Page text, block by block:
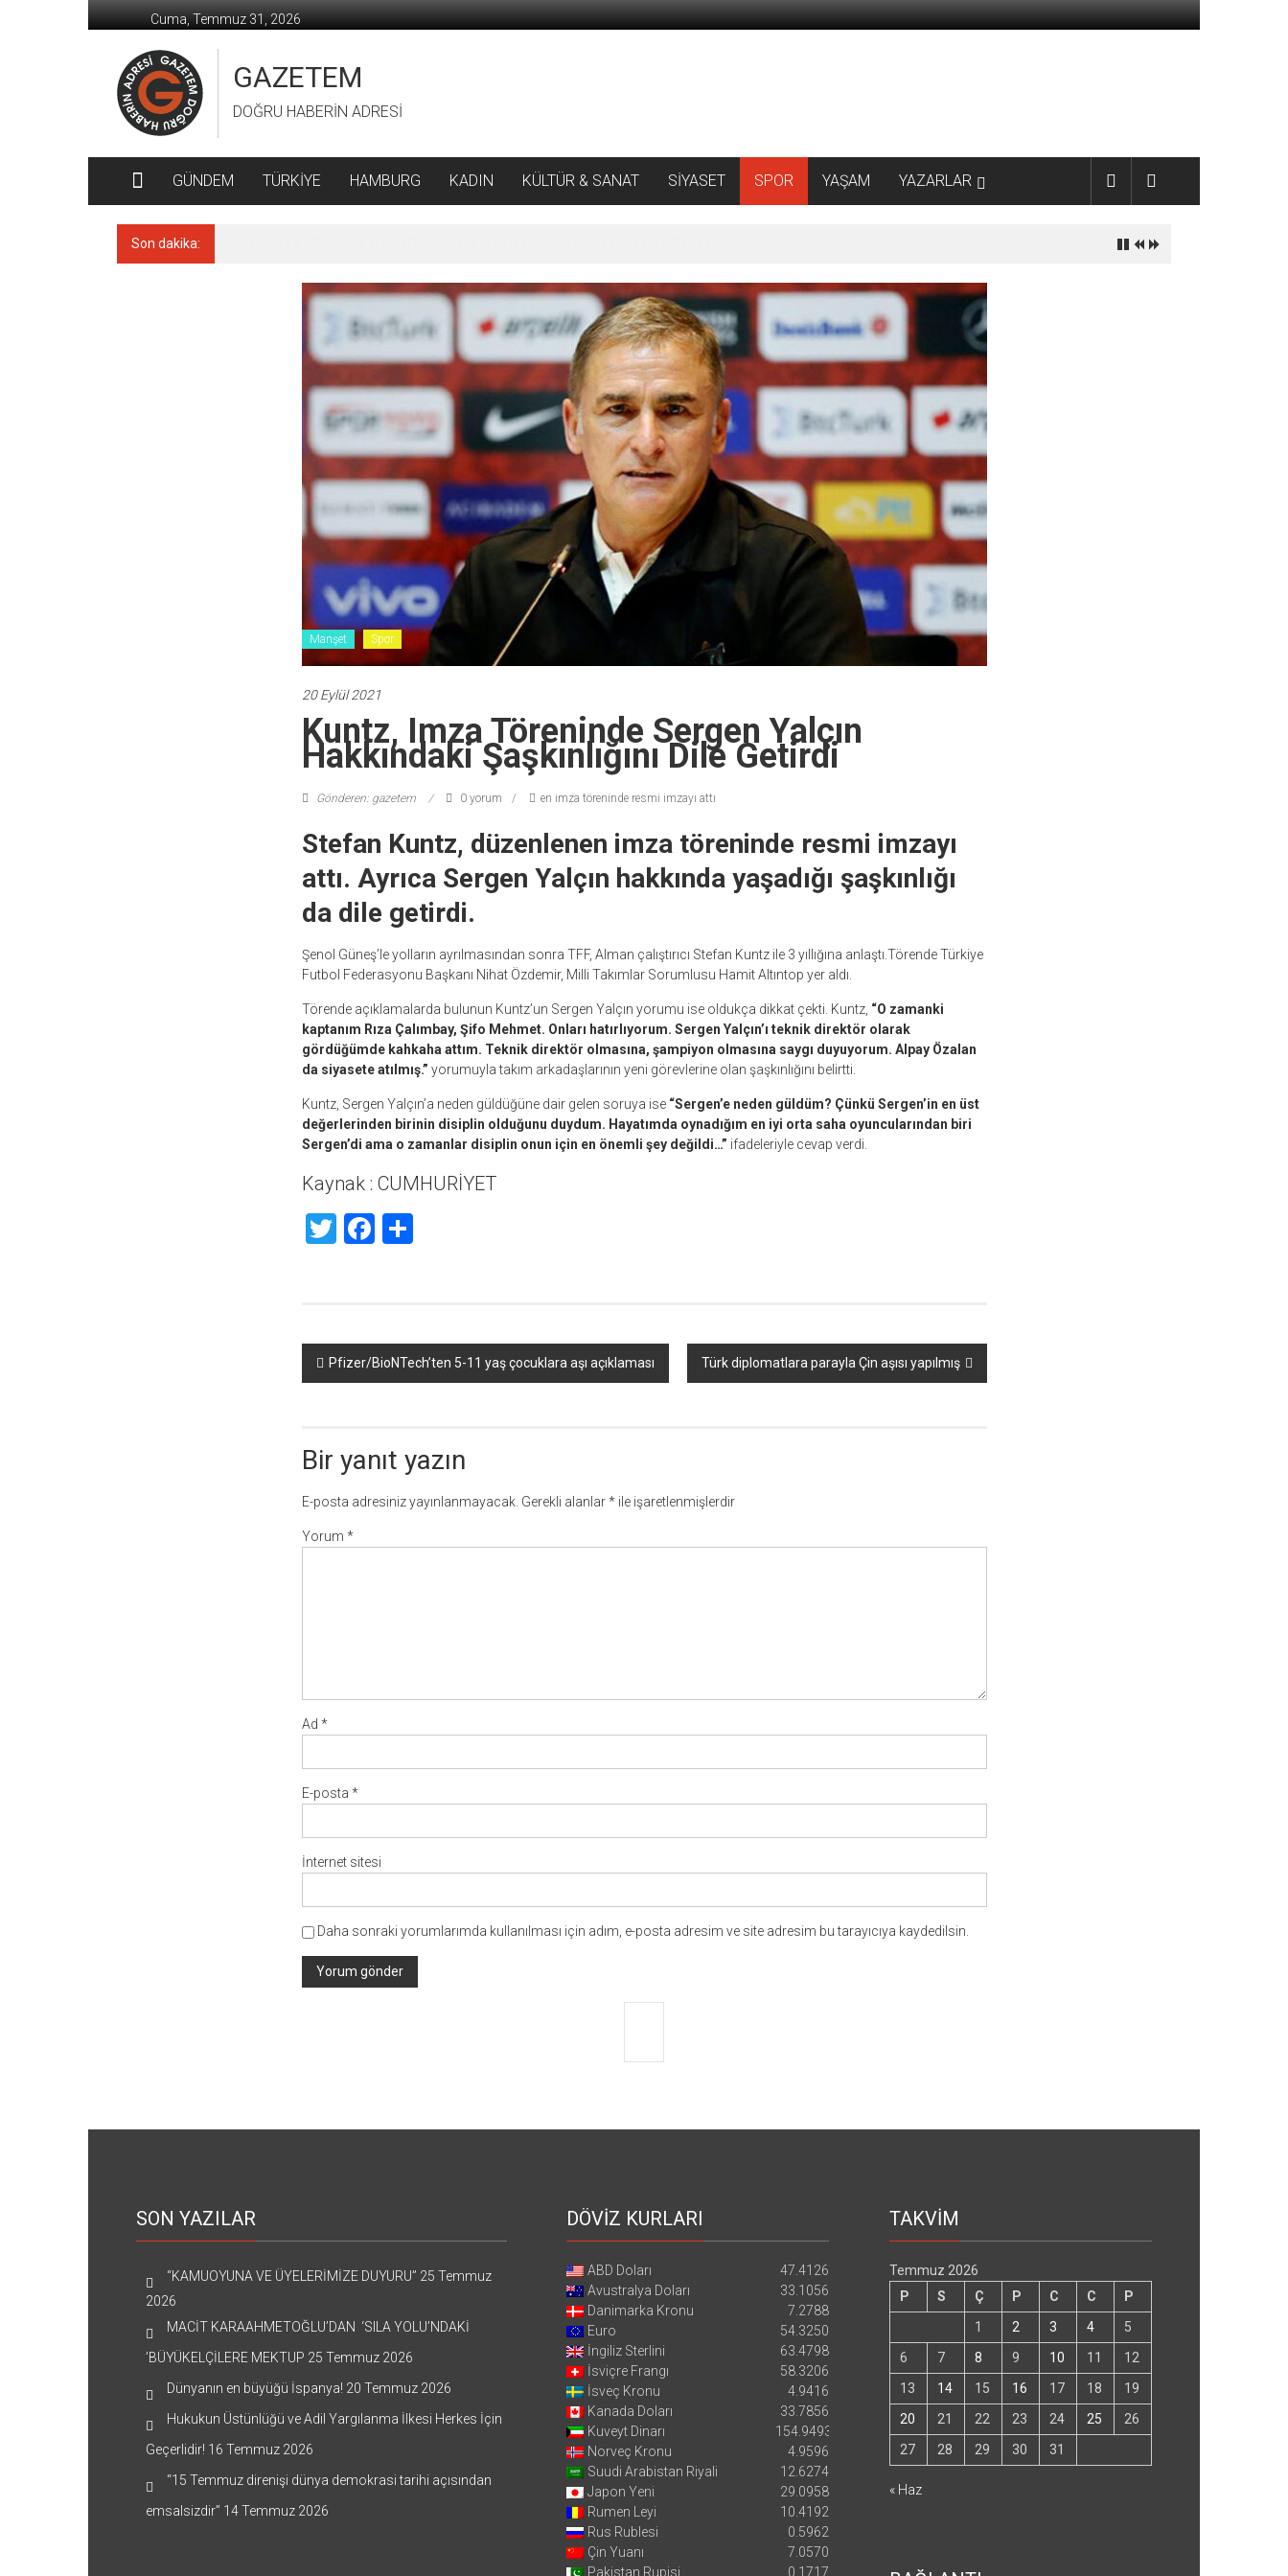
geç
Cuma, Temmuz 31, 2026
GAZETEM
DOĞRU HABERİN ADRESİ
GÜNDEM TÜRKİYE HAMBURG KADIN KÜLTÜR & SANAT SİYASET SPOR YAŞAM YAZARLAR
Son dakika:
Manşet Spor
20 Eylül 2021
Kuntz, Imza Töreninde Sergen Yalçın
Hakkındaki Şaşkınlığını Dile Getirdi
Gönderen: gazetem 0 yorum en imza töreninde resmi imzayı attı
Stefan Kuntz, düzenlenen imza töreninde resmi imzayı
attı. Ayrıca Sergen Yalçın hakkında yaşadığı şaşkınlığı
da dile getirdi.
Şenol Güneş’le yolların ayrılmasından sonra TFF, Alman çalıştırıcı Stefan Kuntz ile 3 yıllığına anlaştı.Törende Türkiye
Futbol Federasyonu Başkanı Nihat Özdemir, Milli Takımlar Sorumlusu Hamit Altıntop yer aldı.
Törende açıklamalarda bulunun Kuntz’un Sergen Yalçın yorumu ise oldukça dikkat çekti. Kuntz, “O zamanki
kaptanım Rıza Çalımbay, Şifo Mehmet. Onları hatırlıyorum. Sergen Yalçın’ı teknik direktör olarak
gördüğümde kahkaha attım. Teknik direktör olmasına, şampiyon olmasına saygı duyuyorum. Alpay Özalan
da siyasete atılmış.” yorumuyla takım arkadaşlarının yeni görevlerine olan şaşkınlığını belirtti.
Kuntz, Sergen Yalçın’a neden güldüğüne dair gelen soruya ise “Sergen’e neden güldüm? Çünkü Sergen’in en üst
değerlerinden birinin disiplin olduğunu duydum. Hayatımda oynadığım en iyi orta saha oyuncularından biri
Sergen’di ama o zamanlar disiplin onun için en önemli şey değildi…” ifadeleriyle cevap verdi.
Kaynak : CUMHURİYET
TwitterFacebook
Share
Yazı
dolaşımı
Pfizer/BioNTech’ten 5-11 yaş çocuklara aşı açıklaması Türk diplomatlara parayla Çin aşısı yapılmış
Bir yanıt yazın
E-posta adresiniz yayınlanmayacak. Gerekli alanlar*ile işaretlenmişlerdir
Yorum *
Ad *
E-posta *
İnternet sitesi
Daha sonraki yorumlarımda kullanılması için adım, e-posta adresim ve site adresim bu tarayıcıya kaydedilsin.
SON YAZILAR
“KAMUOYUNA VE ÜYELERİMİZE DUYURU” 25 Temmuz
2026
MACİT KARAAHMETOĞLU’DAN ‘SILA YOLU’NDAKİ
’BÜYÜKELÇİLERE MEKTUP 25 Temmuz 2026
Dünyanın en büyüğü İspanya! 20 Temmuz 2026
Hukukun Üstünlüğü ve Adil Yargılanma İlkesi Herkes İçin
Geçerlidir! 16 Temmuz 2026
“15 Temmuz direnişi dünya demokrasi tarihi açısından
emsalsizdir” 14 Temmuz 2026
DÖVİZ KURLARI
ABD Doları
47.4126
Avustralya Doları
33.1056
Danimarka Kronu
7.2788
Euro
54.3250
İngiliz Sterlini
63.4798
İsviçre Frangı
58.3206
İsveç Kronu
4.9416
Kanada Doları
33.7856
Kuveyt Dinarı
154.9493
Norveç Kronu
4.9596
Suudi Arabistan Riyali
12.6274
Japon Yeni
29.0958
Rumen Leyi
10.4192
Rus Rublesi
0.5962
Çin Yuanı
7.0570
Pakistan Rupisi
0.1717
TAKVİM
Temmuz 2026
P
S Ç P C C
P
1
2 3 4
5
6
7 8 9 10 11
12
13
14 15 16 17 18
19
20
21 22 23 24 25
26
27
28 29 30 31
« Haz